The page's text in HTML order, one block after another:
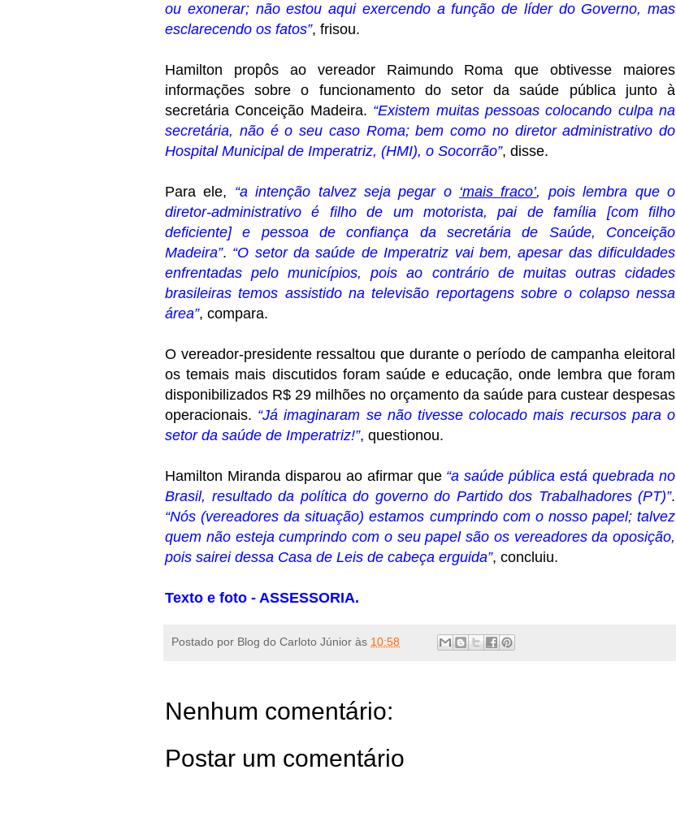
ou exonerar; não estou aqui exercendo a função de líder do Governo, mas
esclarecendo os fatos”, frisou.
Hamilton propôs ao vereador Raimundo Roma que obtivesse maiores
informações sobre o funcionamento do setor da saúde pública junto à
secretária Conceição Madeira. “Existem muitas pessoas colocando culpa na
secretária, não é o seu caso Roma; bem como no diretor administrativo do
Hospital Municipal de Imperatriz, (HMI), o Socorrão”, disse.
Para ele, “a intenção talvez seja pegar o ‘mais fraco’, pois lembra que o
diretor-administrativo é filho de um motorista, pai de família [com filho
deficiente] e pessoa de confiança da secretária de Saúde, Conceição
Madeira”. “O setor da saúde de Imperatriz vai bem, apesar das dificuldades
enfrentadas pelo municípios, pois ao contrário de muitas outras cidades
brasileiras temos assistido na televisão reportagens sobre o colapso nessa
área”, compara.
O vereador-presidente ressaltou que durante o período de campanha eleitoral
os temais mais discutidos foram saúde e educação, onde lembra que foram
disponibilizados R$ 29 milhões no orçamento da saúde para custear despesas
operacionais. “Já imaginaram se não tivesse colocado mais recursos para o
setor da saúde de Imperatriz!”, questionou.
Hamilton Miranda disparou ao afirmar que “a saúde pública está quebrada no
Brasil, resultado da política do governo do Partido dos Trabalhadores (PT)”.
“Nós (vereadores da situação) estamos cumprindo com o nosso papel; talvez
quem não esteja cumprindo com o seu papel são os vereadores da oposição,
pois sairei dessa Casa de Leis de cabeça erguida”, concluiu.
Texto e foto - ASSESSORIA.
Postado por Blog do Carloto Júnior às 10:58
Nenhum comentário:
Postar um comentário